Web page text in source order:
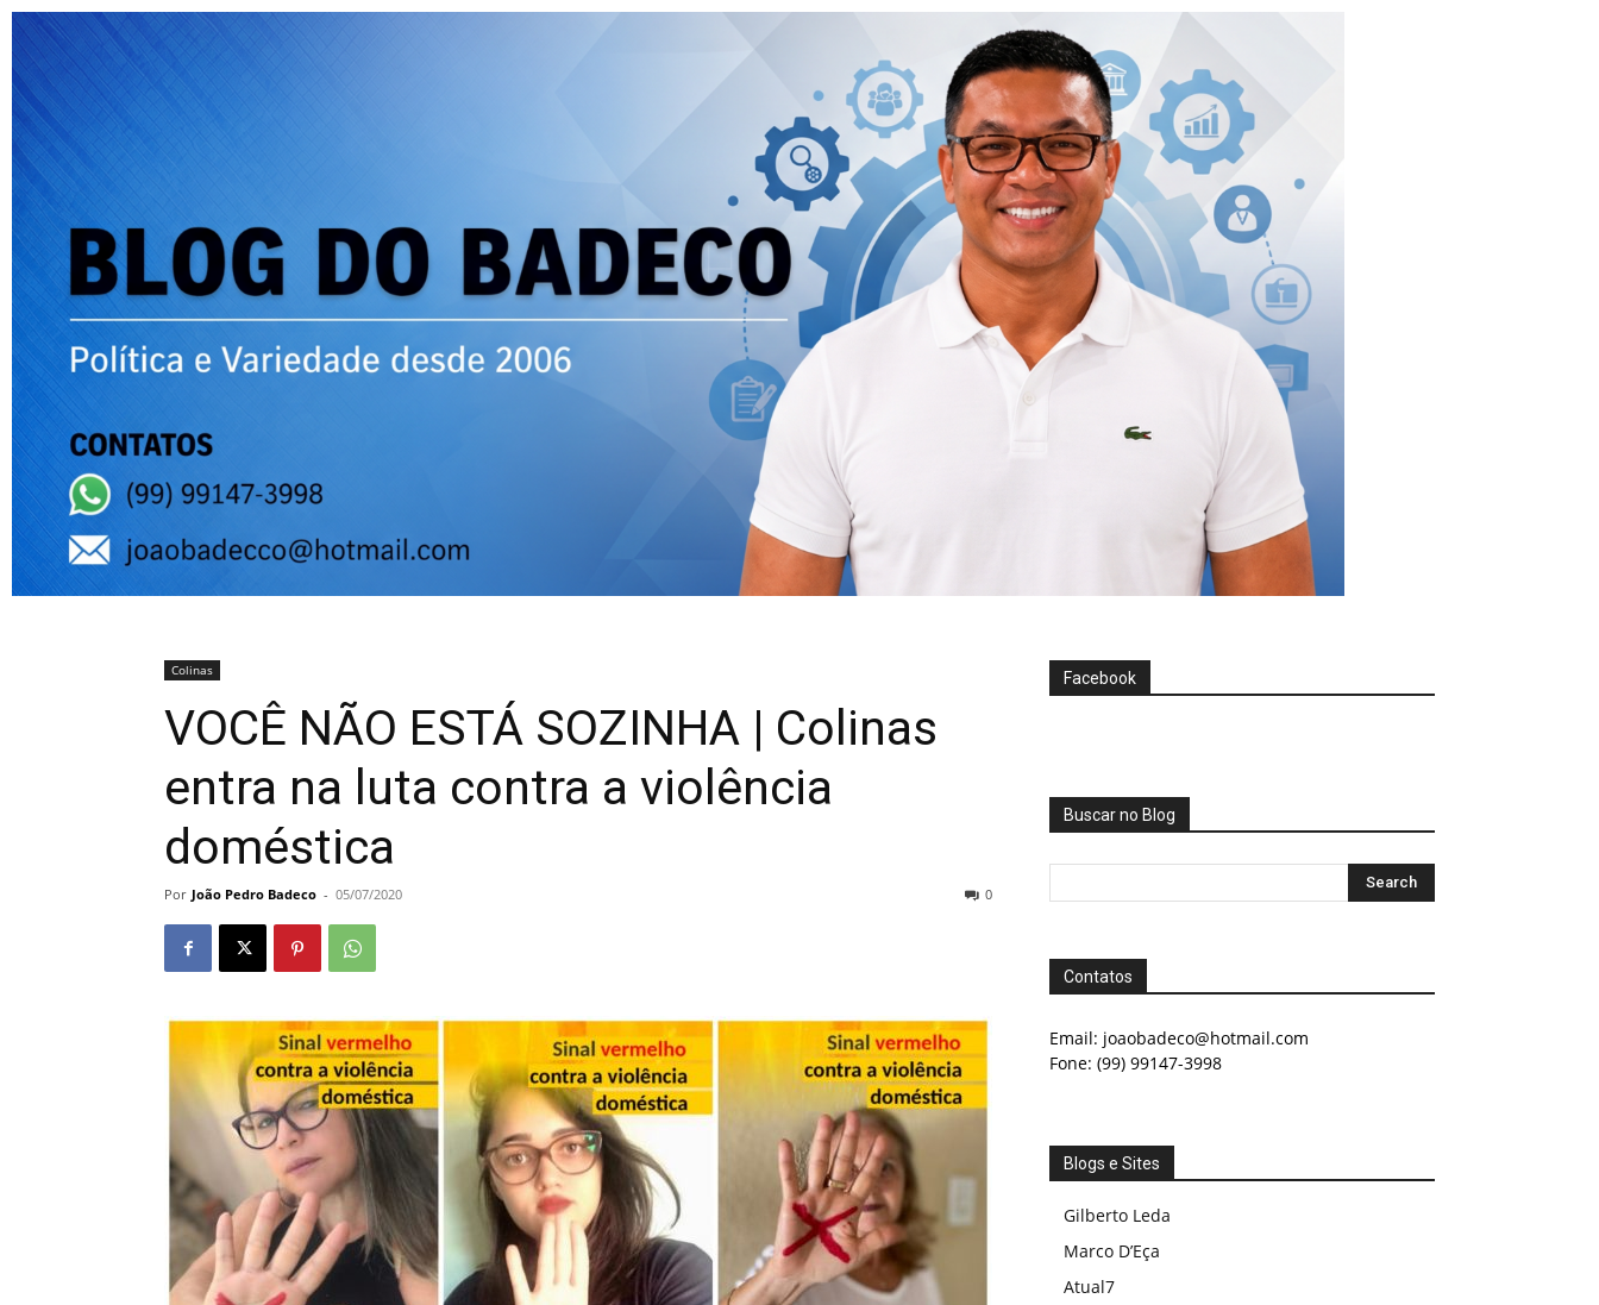
Colinas
VOCÊ NÃO ESTÁ SOZINHA | Colinas
entra na luta contra a violência
doméstica
Por João Pedro Badeco - 05/07/2020 0
Facebook
Buscar no Blog
Contatos
Email: joaobadeco@hotmail.com
Fone: (99) 99147-3998
Blogs e Sites
Gilberto Leda
Marco D’Eça
Atual7